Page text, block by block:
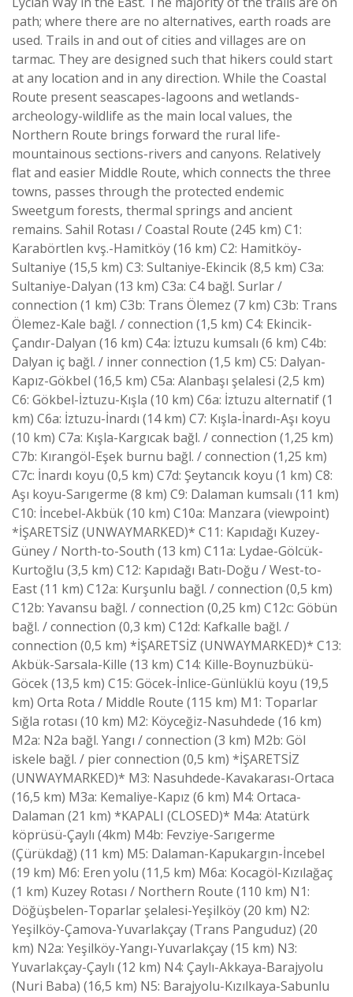
path; where there are no alternatives, earth roads are
used. Trails in and out of cities and villages are on
tarmac. They are designed such that hikers could start
at any location and in any direction. While the Coastal
Route present seascapes-lagoons and wetlands-
archeology-wildlife as the main local values, the
Northern Route brings forward the rural life-
mountainous sections-rivers and canyons. Relatively
flat and easier Middle Route, which connects the three
towns, passes through the protected endemic
Sweetgum forests, thermal springs and ancient
remains. Sahil Rotası / Coastal Route (245 km) C1:
Karabörtlen kvş.-Hamitköy (16 km) C2: Hamitköy-
Sultaniye (15,5 km) C3: Sultaniye-Ekincik (8,5 km) C3a:
Sultaniye-Dalyan (13 km) C3a: C4 bağl. Surlar /
connection (1 km) C3b: Trans Ölemez (7 km) C3b: Trans
Ölemez-Kale bağl. / connection (1,5 km) C4: Ekincik-
Çandır-Dalyan (16 km) C4a: İztuzu kumsalı (6 km) C4b:
Dalyan iç bağl. / inner connection (1,5 km) C5: Dalyan-
Kapız-Gökbel (16,5 km) C5a: Alanbaşı şelalesi (2,5 km)
C6: Gökbel-İztuzu-Kışla (10 km) C6a: İztuzu alternatif (1
km) C6a: İztuzu-İnardı (14 km) C7: Kışla-İnardı-Aşı koyu
(10 km) C7a: Kışla-Kargıcak bağl. / connection (1,25 km)
C7b: Kırangöl-Eşek burnu bağl. / connection (1,25 km)
C7c: İnardı koyu (0,5 km) C7d: Şeytancık koyu (1 km) C8:
Aşı koyu-Sarıgerme (8 km) C9: Dalaman kumsalı (11 km)
C10: İncebel-Akbük (10 km) C10a: Manzara (viewpoint)
*İŞARETSİZ (UNWAYMARKED)* C11: Kapıdağı Kuzey-
Güney / North-to-South (13 km) C11a: Lydae-Gölcük-
Kurtoğlu (3,5 km) C12: Kapıdağı Batı-Doğu / West-to-
East (11 km) C12a: Kurşunlu bağl. / connection (0,5 km)
C12b: Yavansu bağl. / connection (0,25 km) C12c: Göbün
bağl. / connection (0,3 km) C12d: Kafkalle bağl. /
connection (0,5 km) *İŞARETSİZ (UNWAYMARKED)* C13:
Akbük-Sarsala-Kille (13 km) C14: Kille-Boynuzbükü-
Göcek (13,5 km) C15: Göcek-İnlice-Günlüklü koyu (19,5
km) Orta Rota / Middle Route (115 km) M1: Toparlar
Sığla rotası (10 km) M2: Köyceğiz-Nasuhdede (16 km)
M2a: N2a bağl. Yangı / connection (3 km) M2b: Göl
iskele bağl. / pier connection (0,5 km) *İŞARETSİZ
(UNWAYMARKED)* M3: Nasuhdede-Kavakarası-Ortaca
(16,5 km) M3a: Kemaliye-Kapız (6 km) M4: Ortaca-
Dalaman (21 km) *KAPALI (CLOSED)* M4a: Atatürk
köprüsü-Çaylı (4km) M4b: Fevziye-Sarıgerme
(Çürükdağ) (11 km) M5: Dalaman-Kapukargın-İncebel
(19 km) M6: Eren yolu (11,5 km) M6a: Kocagöl-Kızılağaç
(1 km) Kuzey Rotası / Northern Route (110 km) N1:
Döğüşbelen-Toparlar şelalesi-Yeşilköy (20 km) N2:
Yeşilköy-Çamova-Yuvarlakçay (Trans Panguduz) (20
km) N2a: Yeşilköy-Yangı-Yuvarlakçay (15 km) N3:
Yuvarlakçay-Çaylı (12 km) N4: Çaylı-Akkaya-Barajyolu
(Nuri Baba) (16,5 km) N5: Barajyolu-Kızılkaya-Sabunlu